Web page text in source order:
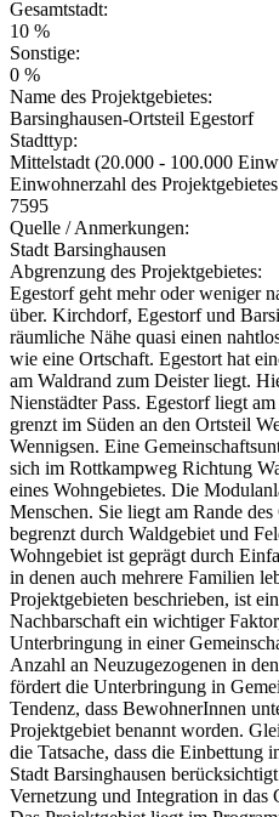
Gesamtstadt:
10 %
Sonstige:
0 %
Name des Projektgebietes:
Barsinghausen-Ortsteil Egestorf
Stadttyp:
Mittelstadt (20.000 - 100.000
Einwohnerzahl des
7595
Quelle / Anmerkungen:
Stadt Barsinghausen
Abgrenzung des Projektgebietes:
Egestorf geht mehr oder weniger
über. Kirchdorf, Egestorf und
räumliche Nähe quasi einen
wie eine Ortschaft. Egestort hat
am Waldrand zum Deister liegt.
Nienstädter Pass. Egestorf liegt
grenzt im Süden an den Ortsteil
Wennigsen. Eine
sich im Rottkampweg Richtung
eines Wohngebietes. Die
Menschen. Sie liegt am Rande
begrenzt durch Waldgebiet und
Wohngebiet ist geprägt durch
in denen auch mehrere Familien
Projektgebieten beschrieben, ist
Nachbarschaft ein wichtiger
Unterbringung in einer
Anzahl an Neuzugezogenen in
fördert die Unterbringung in
Tendenz, dass BewohnerInnen
Projektgebiet benannt worden.
die Tatsache, dass die Einbettung
Stadt Barsinghausen
Vernetzung und Integration in das